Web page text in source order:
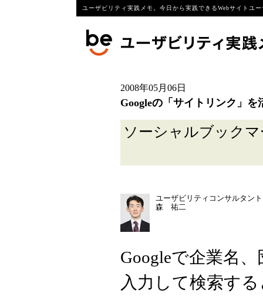
ユーザビリティ実践メモ。今日から実践できるWebサイトユ
2008年05月06日
Googleの「サイトリンク」を
ソーシャルブック
ユーザビリティコンサルタント
森 祐二
Googleで企業名
入力して検索す